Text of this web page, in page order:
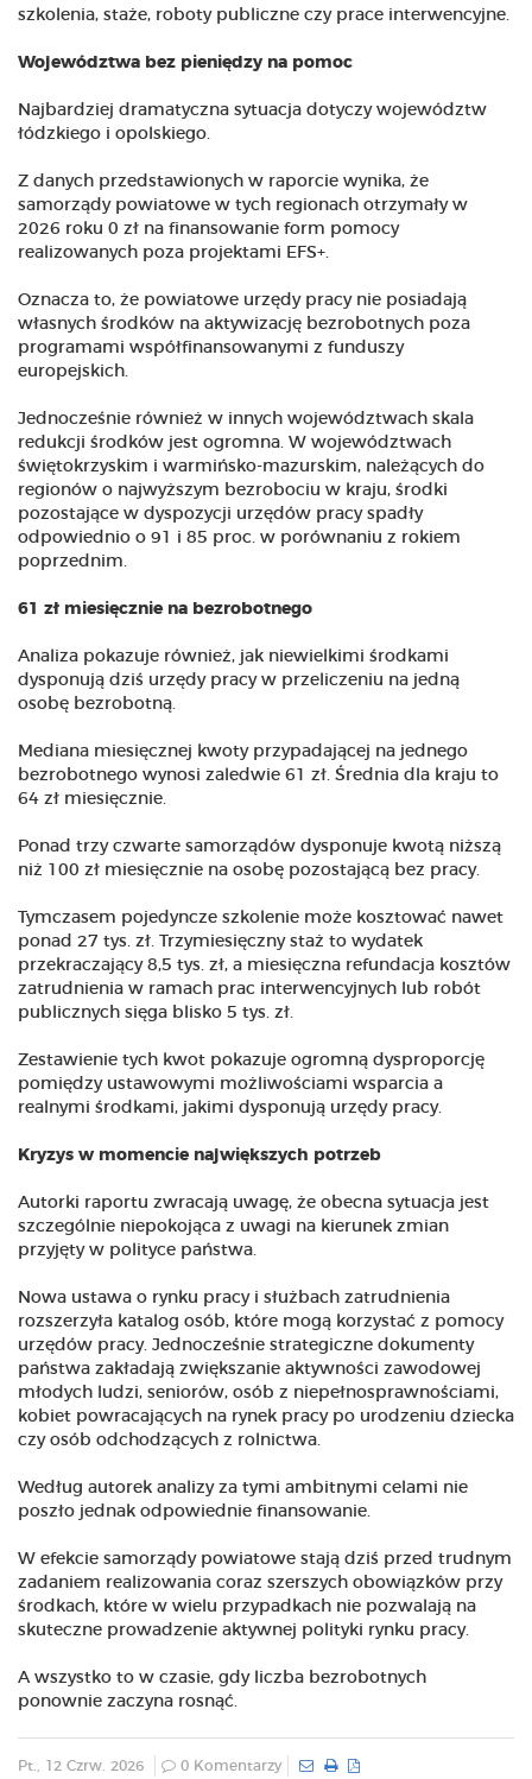
szkolenia, staże, roboty publiczne czy prace interwencyjne.
Województwa bez pieniędzy na pomoc
Najbardziej dramatyczna sytuacja dotyczy województw
łódzkiego i opolskiego.
Z danych przedstawionych w raporcie wynika, że
samorządy powiatowe w tych regionach otrzymały w
2026 roku 0 zł na finansowanie form pomocy
realizowanych poza projektami EFS+.
Oznacza to, że powiatowe urzędy pracy nie posiadają
własnych środków na aktywizację bezrobotnych poza
programami współfinansowanymi z funduszy
europejskich.
Jednocześnie również w innych województwach skala
redukcji środków jest ogromna. W województwach
świętokrzyskim i warmińsko-mazurskim, należących do
regionów o najwyższym bezrobociu w kraju, środki
pozostające w dyspozycji urzędów pracy spadły
odpowiednio o 91 i 85 proc. w porównaniu z rokiem
poprzednim.
61 zł miesięcznie na bezrobotnego
Analiza pokazuje również, jak niewielkimi środkami
dysponują dziś urzędy pracy w przeliczeniu na jedną
osobę bezrobotną.
Mediana miesięcznej kwoty przypadającej na jednego
bezrobotnego wynosi zaledwie 61 zł. Średnia dla kraju to
64 zł miesięcznie.
Ponad trzy czwarte samorządów dysponuje kwotą niższą
niż 100 zł miesięcznie na osobę pozostającą bez pracy.
Tymczasem pojedyncze szkolenie może kosztować nawet
ponad 27 tys. zł. Trzymiesięczny staż to wydatek
przekraczający 8,5 tys. zł, a miesięczna refundacja kosztów
zatrudnienia w ramach prac interwencyjnych lub robót
publicznych sięga blisko 5 tys. zł.
Zestawienie tych kwot pokazuje ogromną dysproporcję
pomiędzy ustawowymi możliwościami wsparcia a
realnymi środkami, jakimi dysponują urzędy pracy.
Kryzys w momencie największych potrzeb
Autorki raportu zwracają uwagę, że obecna sytuacja jest
szczególnie niepokojąca z uwagi na kierunek zmian
przyjęty w polityce państwa.
Nowa ustawa o rynku pracy i służbach zatrudnienia
rozszerzyła katalog osób, które mogą korzystać z pomocy
urzędów pracy. Jednocześnie strategiczne dokumenty
państwa zakładają zwiększanie aktywności zawodowej
młodych ludzi, seniorów, osób z niepełnosprawnościami,
kobiet powracających na rynek pracy po urodzeniu dziecka
czy osób odchodzących z rolnictwa.
Według autorek analizy za tymi ambitnymi celami nie
poszło jednak odpowiednie finansowanie.
W efekcie samorządy powiatowe stają dziś przed trudnym
zadaniem realizowania coraz szerszych obowiązków przy
środkach, które w wielu przypadkach nie pozwalają na
skuteczne prowadzenie aktywnej polityki rynku pracy.
A wszystko to w czasie, gdy liczba bezrobotnych
ponownie zaczyna rosnąć.
Pt., 12 Czrw. 2026 0 Komentarzy